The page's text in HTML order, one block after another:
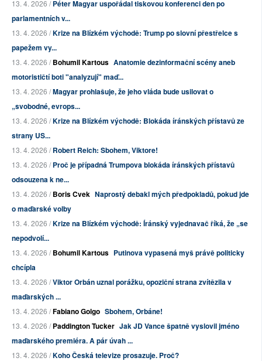
13. 4. 2026 /Péter Magyar uspořádal tiskovou konferenci den po
parlamentních v...
13. 4. 2026 /Krize na Blízkém východě: Trump po slovní přestřelce s
papežem vy...
13. 4. 2026 /Bohumil Kartous Anatomie dezinformační scény aneb
motorističtí boti "analyzují" maď...
13. 4. 2026 /Magyar prohlašuje, že jeho vláda bude usilovat o
„svobodné, evrops...
13. 4. 2026 /Krize na Blízkém východě: Blokáda íránských přístavů ze
strany US...
13. 4. 2026 /Robert Reich: Sbohem, Viktore!
13. 4. 2026 /Proč je případná Trumpova blokáda íránských přístavů
odsouzena k ne...
13. 4. 2026 /Boris Cvek Naprostý debakl mých předpokladů, pokud jde
o maďarské volby
13. 4. 2026 /Krize na Blízkém východě: Íránský vyjednavač říká, že „se
nepodvolí...
13. 4. 2026 /Bohumil Kartous Putinova vypasená myš právě politicky
chcípla
13. 4. 2026 /Viktor Orbán uznal porážku, opoziční strana zvítězila v
maďarských ...
13. 4. 2026 /Fabiano Golgo Sbohem, Orbáne!
13. 4. 2026 /Paddington Tucker Jak JD Vance špatně vyslovil jméno
maďarského premiéra. A pár úvah ...
13. 4. 2026 /Koho Česká televize prosazuje. Proč?